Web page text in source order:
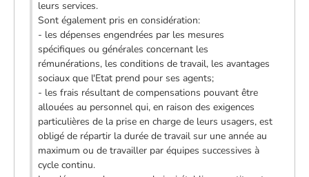
leurs services.
Sont également pris en considération:
- les dépenses engendrées par les mesures
spécifiques ou générales concernant les
rémunérations, les conditions de travail, les avantages
sociaux que l'Etat prend pour ses agents;
- les frais résultant de compensations pouvant être
allouées au personnel qui, en raison des exigences
particulières de la prise en charge de leurs usagers, est
obligé de répartir la durée de travail sur une année au
maximum ou de travailler par équipes successives à
cycle continu.